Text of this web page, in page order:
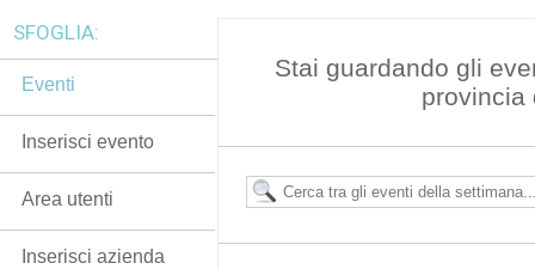
Stai guardando gli
provincia
SFOGLIA:
Eventi
Inserisci evento
Area utenti
Inserisci azienda